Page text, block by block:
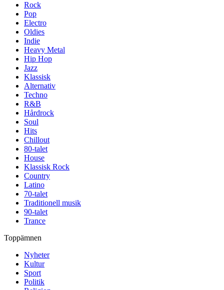
Rock
Pop
Electro
Oldies
Indie
Heavy Metal
Hip Hop
Jazz
Klassisk
Alternativ
Techno
R&B
Hårdrock
Soul
Hits
Chillout
80-talet
House
Klassisk Rock
Country
Latino
70-talet
Traditionell musik
90-talet
Trance
Toppämnen
Nyheter
Kultur
Sport
Politik